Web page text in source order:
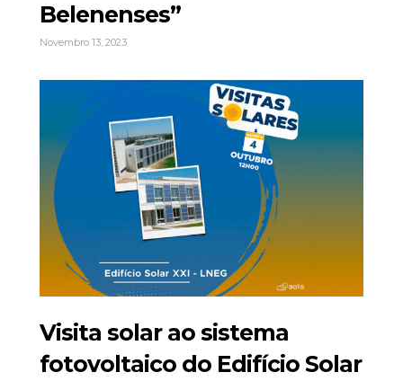
Belenenses”
Novembro 13, 2023
Visita solar ao sistema
fotovoltaico do Edifício Solar